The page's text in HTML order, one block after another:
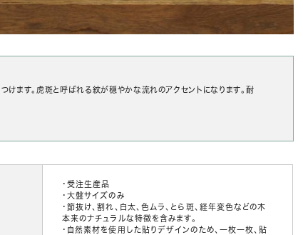
けます。虎斑と呼ばれる紋が穏やかな流れのアクセントになります。耐
・受注生産品
・大盤サイズのみ
・節抜け、割れ、白太、色ムラ、とら斑、経年変色などの木
本来のナチュラルな特徴を含みます。
・自然素材を使用した貼りデザインのため、一枚一枚、貼